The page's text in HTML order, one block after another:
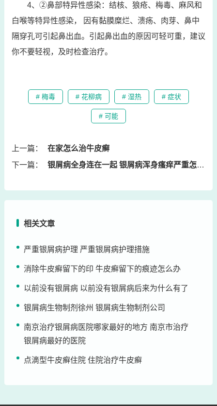
4、②鼻部特异性感染：结核、狼疮、梅毒、麻风和
白喉等特异性感染， 因有黏膜糜烂、溃疡、肉芽、鼻中
隔穿孔可引起鼻出血。引起鼻出血的原因可轻可重，建议
你不要轻视，及时检查治疗。
# 梅毒 # 花柳病 # 湿热 # 症状
# 可能
上一篇：
在家怎么治牛皮癣
下一篇：
银屑病全身连在一起 银屑病浑身瘙痒严重怎么回事
相关文章
严重银屑病护理 严重银屑病护理措施
消除牛皮癣留下的印 牛皮癣留下的痕迹怎么办
以前没有银屑病 以前没有银屑病后来为什么有了
银屑病生物制剂徐州 银屑病生物制剂公司
南京治疗银屑病医院哪家最好的地方 南京市治疗
银屑病最好的医院
点滴型牛皮癣住院 住院治疗牛皮癣